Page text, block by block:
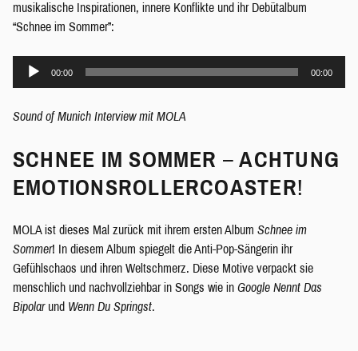
musikalische Inspirationen, innere Konflikte und ihr Debütalbum
“Schnee im Sommer”:
i
-
P
l
y
e
r
00:00 00:00
Sound of Munich Interview mit MOLA
SCHNEE IM SOMMER – ACHTUNG
EMOTIONSROLLERCOASTER!
MOLA ist dieses Mal zurück mit ihrem ersten Album Schnee im
Sommer! In diesem Album spiegelt die Anti-Pop-Sängerin ihr
Gefühlschaos und ihren Weltschmerz. Diese Motive verpackt sie
menschlich und nachvollziehbar in Songs wie in Google Nennt Das
Bipolar und Wenn Du Springst.